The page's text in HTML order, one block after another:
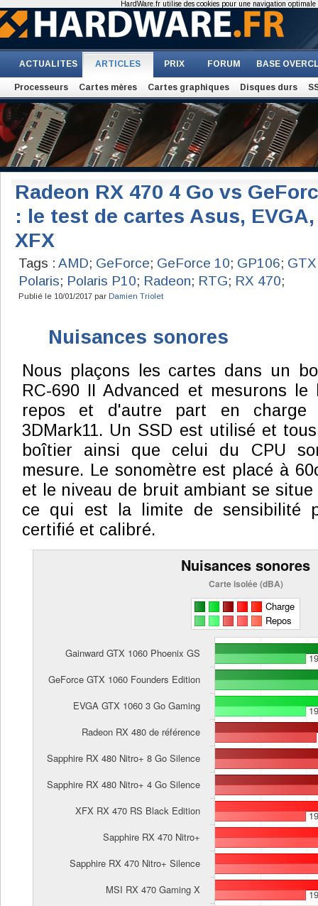
ACTUALITES ARTICLES PRIX FORUM BASE
Processeurs Cartes mères Cartes graphiques Disques durs
Radeon RX 470 4 Go vs
: le test de cartes Asus,
XFX
Tags : AMD; GeForce; GeForce 10; GP106;
Polaris; Polaris P10; Radeon; RTG; RX 470;
Publié le 10/01/2017 par Damien Triolet
Nuisances sonores
Nous plaçons les cartes dans un
RC-690 II Advanced et mesurons
repos et d'autre part en
3DMark11. Un SSD est utilisé et
boîtier ainsi que celui du CPU
mesure. Le sonomètre est placé à
et le niveau de bruit ambiant se situe
ce qui est la limite de sensibilité
certifié et calibré.
HardWare.fr utilise des cookies pour une navigation